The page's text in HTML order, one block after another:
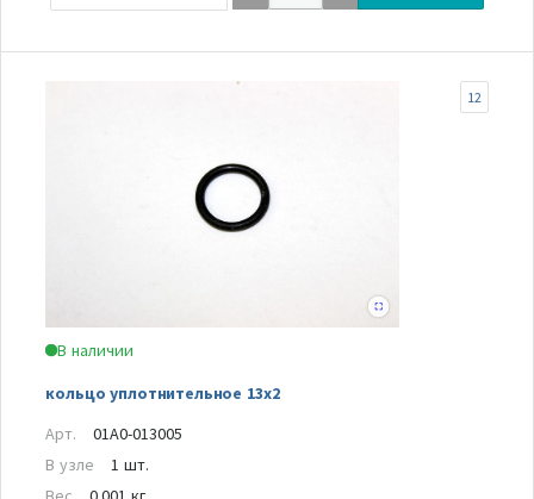
В наличии
кольцо уплотнительное 13х2
12
Арт.
01A0-013005
В узле
1 шт.